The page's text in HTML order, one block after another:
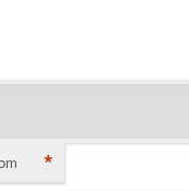
*